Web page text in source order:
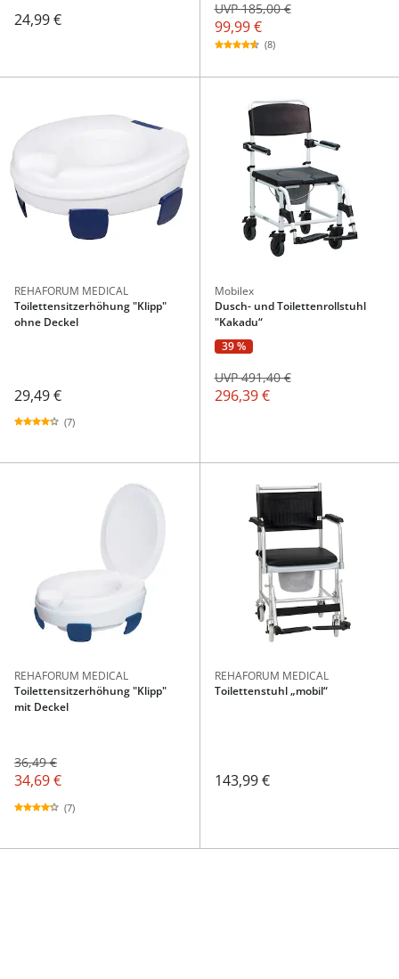
24,99 € 99,99 €
UVP 185,00 €
(8)
REHAFORUM MEDICAL
Toilettensitzerhöhung "Klipp"
ohne Deckel
29,49 €
(7)
Mobilex
Dusch- und Toilettenrollstuhl
"Kakadu“
39 %
296,39 €
UVP 491,40 €
REHAFORUM MEDICAL
Toilettensitzerhöhung "Klipp"
mit Deckel
36,49 €
34,69 €
(7)
REHAFORUM MEDICAL
Toilettenstuhl „mobil“
143,99 €